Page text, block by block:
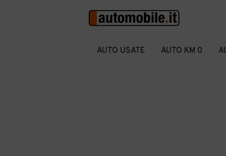
AUTO USATE AUTO KM 0